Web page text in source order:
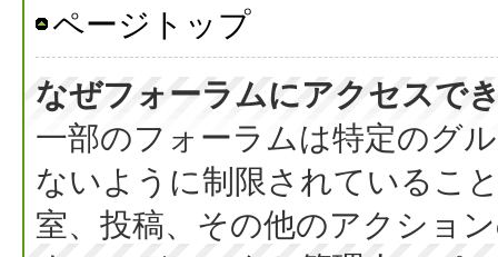
ページトップ
なぜフォーラムにアクセスで
一部のフォーラムは特定のグ
ないように制限されているこ
室、投稿、その他のアクショ